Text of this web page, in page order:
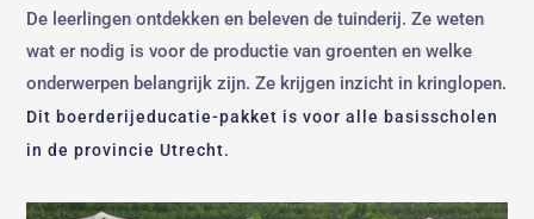
De leerlingen ontdekken en beleven de tuinderij. Ze weten
wat er nodig is voor de productie van groenten en welke
onderwerpen belangrijk zijn. Ze krijgen inzicht in kringlopen.
Dit boerderijeducatie-pakket is voor alle basisscholen
in de provincie Utrecht.